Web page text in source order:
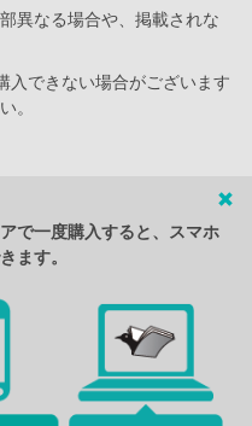
異なる場合や、掲載されな
できない場合がございます
。
で一度購入すると、スマホ
ます。